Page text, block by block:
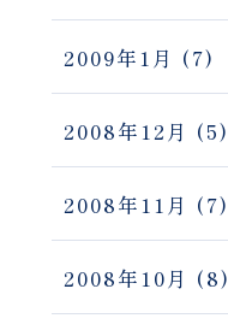
2009年1月 (7)
2008年12月 (5)
2008年11月 (7)
2008年10月 (8)